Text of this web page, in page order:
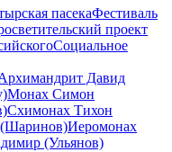
пасекаФестиваль
проект
Социальное
Давид
Монах Симон
Схимонах Тихон
(Шаринов)Иеромонах
(Ульянов)